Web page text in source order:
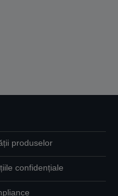
produselor
confidențiale